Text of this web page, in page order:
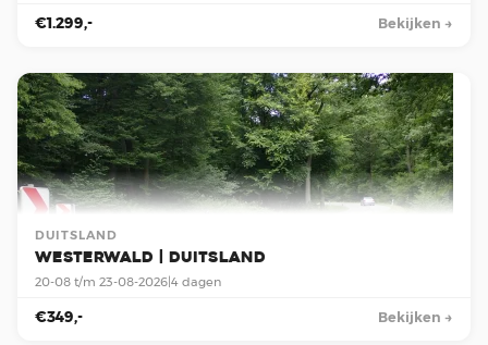
€1.299,- Bekijken →
DUITSLAND
Westerwald | Duitsland
20-08 t/m 23-08-2026 4 dagen
€349,- Bekijken →